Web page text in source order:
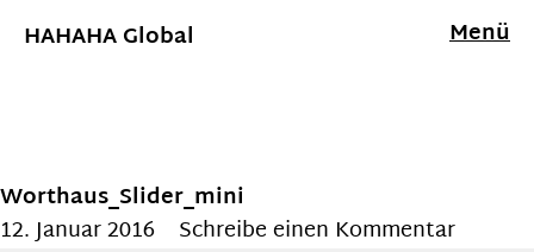
HAHAHA Global Menü
Worthaus_Slider_mini
12. Januar 2016
Schreibe einen Kommentar